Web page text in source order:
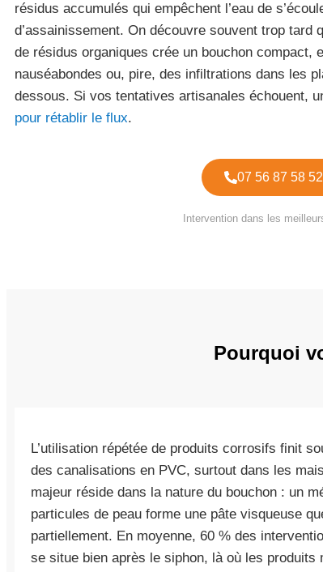
résidus accumulés qui empêchent l’eau de
d’assainissement. On découvre souvent trop tard
de résidus organiques crée un bouchon compact,
nauséabondes ou, pire, des infiltrations dans les
dessous. Si vos tentatives artisanales échouent,
pour rétablir le flux.
07 56 87 58 52
Intervention dans les
Pourquoi
L’utilisation répétée de produits corrosifs finit
des canalisations en PVC, surtout dans les
majeur réside dans la nature du bouchon : un
particules de peau forme une pâte visqueuse
partiellement. En moyenne, 60 % des
se situe bien après le siphon, là où les